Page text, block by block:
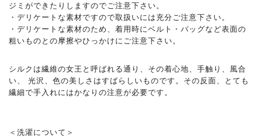
ジミができたりしますのでご注意下さい。
・デリケートな素材ですので取扱いには充分ご注意下さい。
・デリケートな素材のため、着用時にベルト・バッグなど表面の
粗いものとの摩擦やひっかけにご注意下さい。
シルクは繊維の女王と呼ばれる通り、その着心地、手触り、風合
い、 光沢、色の美しさはすばらしいものです。その反面、とても
繊細で手入れにはかなりの注意が必要です。
＜洗濯について＞